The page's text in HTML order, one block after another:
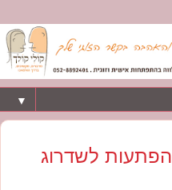
▼
מה קרה לי הבוקר + 2 הפתעות לשדרוג